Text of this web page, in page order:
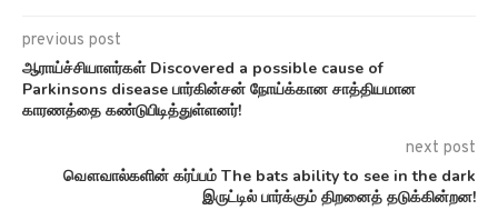
previous post
ஆராய்ச்சியாளர்கள் Discovered a possible cause of
Parkinsons disease பார்கின்சன் நோய்க்கான சாத்தியமான
காரணத்தை கண்டுபிடித்துள்ளனர்!
next post
வௌவால்களின் கர்ப்பம் The bats ability to see in the dark
இருட்டில் பார்க்கும் திறனைத் தடுக்கின்றன!